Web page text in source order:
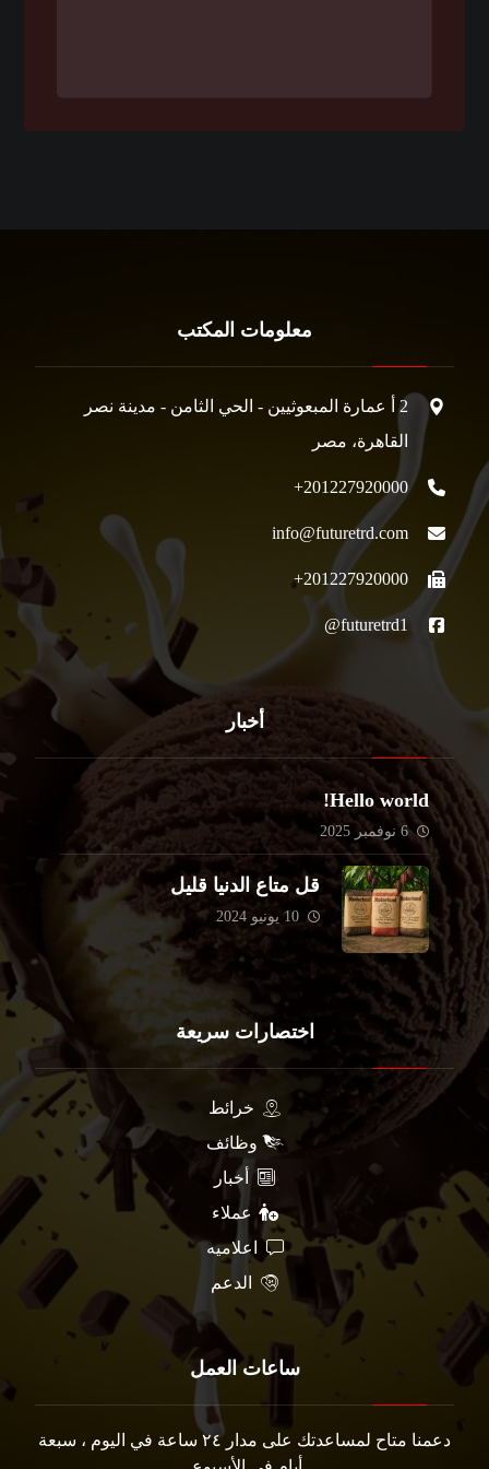
معلومات المكتب
2 أ عمارة المبعوثيين - الحي الثامن - مدينة نصر
‏القاهرة‏، ‏مصر
201227920000+
info@futuretrd.com
201227920000+
futuretrd1@
أخبار
Hello world!
6 نوفمبر 2025
قل متاع الدنيا قليل
10 يونيو 2024
اختصارات سريعة
خرائط
وظائف
أخبار
عملاء
اعلاميه
الدعم
ساعات العمل
دعمنا متاح لمساعدتك على مدار ٢٤ ساعة في اليوم ، سبعة